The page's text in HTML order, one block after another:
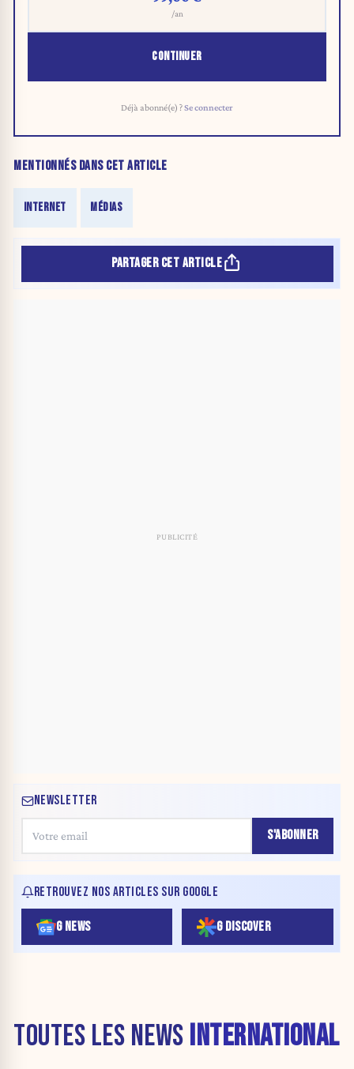
/an
CONTINUER
Déjà abonné(e) ?Se connecter
MENTIONNÉS DANS CET ARTICLE
INTERNET MÉDIAS
PARTAGER CET ARTICLE
NEWSLETTER
S'ABONNER
RETROUVEZ NOS ARTICLES SUR GOOGLE
G NEWS G DISCOVER
TOUTES LES NEWS INTERNATIONAL